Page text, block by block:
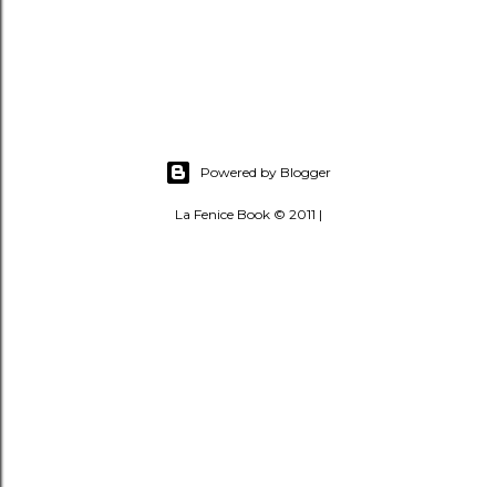
Powered by Blogger
La Fenice Book © 2011 |